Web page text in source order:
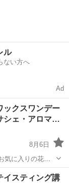
ル
ない方へ
Ad
ックスワンデー
シェ・アロマ…
8月6日
気に入りの花材
ー
イスティング講